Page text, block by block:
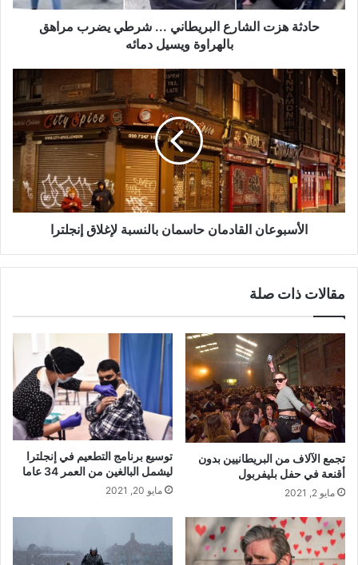
بالهراوة
ويسيلحادثة هزت الشارع البريطاني ... شرطي يضرب مراهق
بالهراوة ويسيل دمائه
الأسبوعان
القادمان
حاسمان
بالنسبة
لإغلاق
إنجلترا
الأسبوعان القادمان حاسمان بالنسبة لإغلاق إنجلترا
مقالات ذات صلة
تجمع الآلاف من البريطانيين بدون
أقنعة في حفل بليفربول
مايو 2, 2021
توسيع برنامج التطعيم في إنجلترا
ليشمل البالغين من العمر 34 عاما
مايو 20, 2021